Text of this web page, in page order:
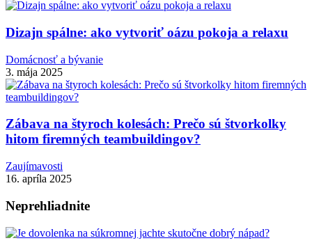
Dizajn spálne: ako vytvoriť oázu pokoja a relaxu
Domácnosť a bývanie
3. mája 2025
Zábava na štyroch kolesách: Prečo sú štvorkolky
hitom firemných teambuildingov?
Zaujímavosti
16. apríla 2025
Neprehliadnite